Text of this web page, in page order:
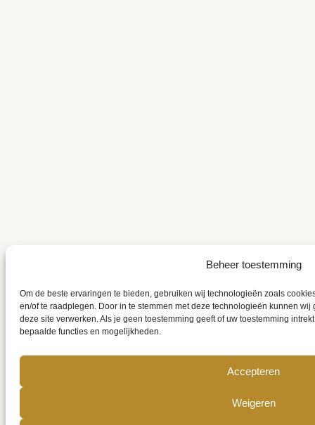
Beheer toestemming
Om de beste ervaringen te bieden, gebruiken wij technologieën zoals
en/of te raadplegen. Door in te stemmen met deze technologieën kunnen
deze site verwerken. Als je geen toestemming geeft of uw toestemming
bepaalde functies en mogelijkheden.
Accepteren
Weigeren